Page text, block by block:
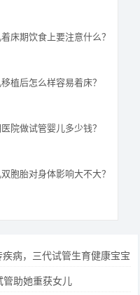
床期饮食上要注意什么？
植后怎么样容易着床？
院做试管婴儿多少钱？
胞胎对身体影响大不大？
病，三代试管生育健康宝宝
管助她重获女儿